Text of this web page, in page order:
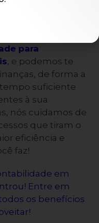
para
, e podemos te
de forma a
suficiente
à sua
nós cuidamos de
que tiram o
eficiência e
faz!
em
Entre em
os benefícios